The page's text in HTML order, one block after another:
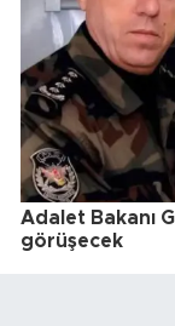
Adalet Bakanı
görüşecek